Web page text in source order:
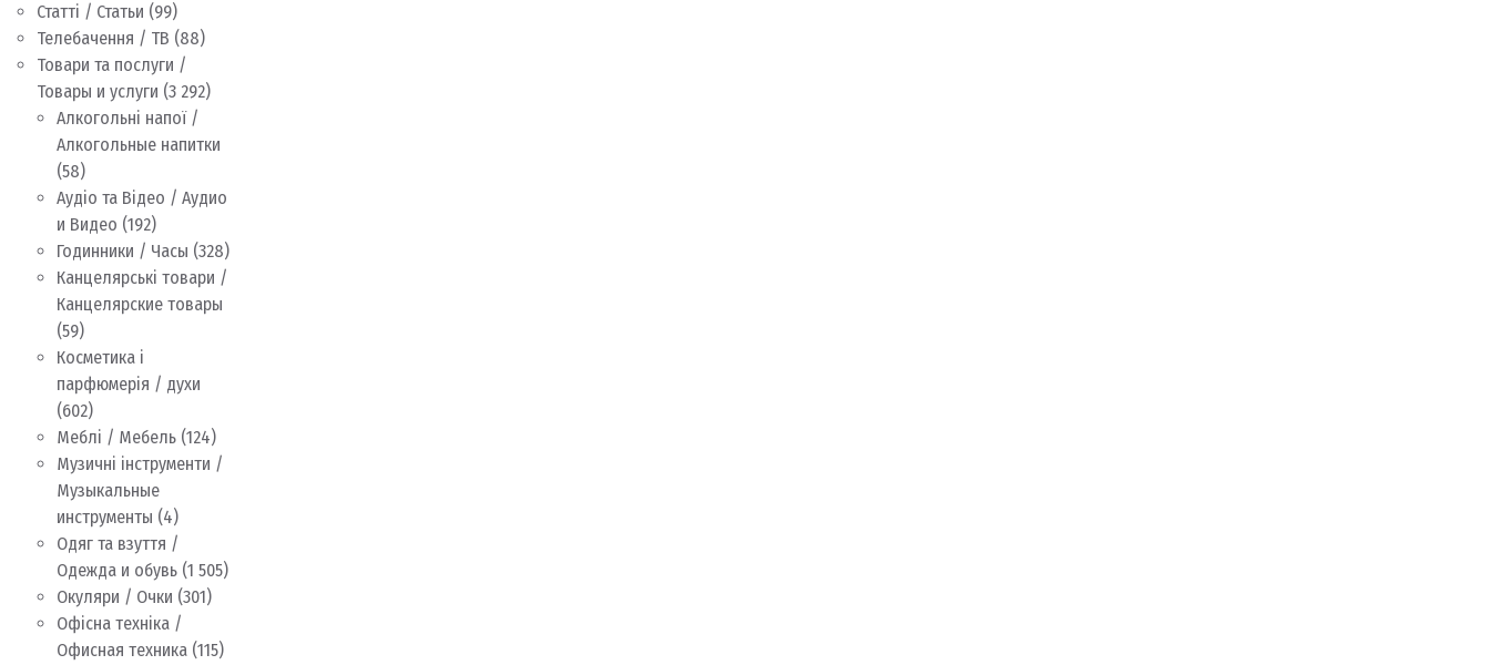
Статті / Статьи (99)
Телебачення / ТВ (88)
Товари та послуги /
Товары и услуги (3 292)
Алкогольні напої /
Алкогольные напитки
(58)
Аудіо та Відео / Аудио
и Видео (192)
Годинники / Часы (328)
Канцелярські товари /
Канцелярские товары
(59)
Косметика і
парфюмерія / духи
(602)
Меблі / Мебель (124)
Музичні інструменти /
Музыкальные
инструменты (4)
Одяг та взуття /
Одежда и обувь (1 505)
Окуляри / Очки (301)
Офісна техніка /
Офисная техника (115)